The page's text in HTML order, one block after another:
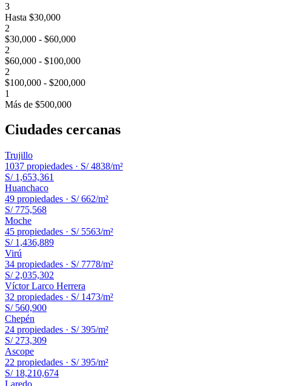
3
Hasta $30,000
2
$30,000 - $60,000
2
$60,000 - $100,000
2
$100,000 - $200,000
1
Más de $500,000
Ciudades cercanas
Trujillo
1037 propiedades · S/ 4838/m²
S/ 1,653,361
Huanchaco
49 propiedades · S/ 662/m²
S/ 775,568
Moche
45 propiedades · S/ 5563/m²
S/ 1,436,889
Virú
34 propiedades · S/ 7778/m²
S/ 2,035,302
Víctor Larco Herrera
32 propiedades · S/ 1473/m²
S/ 560,900
Chepén
24 propiedades · S/ 395/m²
S/ 273,309
Ascope
22 propiedades · S/ 395/m²
S/ 18,210,674